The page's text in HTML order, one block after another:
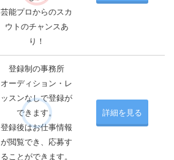
芸能プロからのスカ
ウトのチャンスあ
り！
登録制の事務所
オーディション・レ
ッスンなしで登録が
できます。
登録後はお仕事情報
が閲覧でき、応募す
ることができます。
詳細を見る